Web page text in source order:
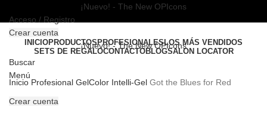
¡Nuevo! - The New OPIcons
Acceso / Registro
Crear cuenta
¡Nuevo! - The New OPIcons
INICIOPRODUCTOSPROFESIONALESLOS MÁS VENDIDOS
SETS DE REGALOCONTACTOBLOGSALON LOCATOR
Buscar
Menú
Crear cuenta
Inicio Profesional GelColor Intelli-Gel Got the Blues for Red